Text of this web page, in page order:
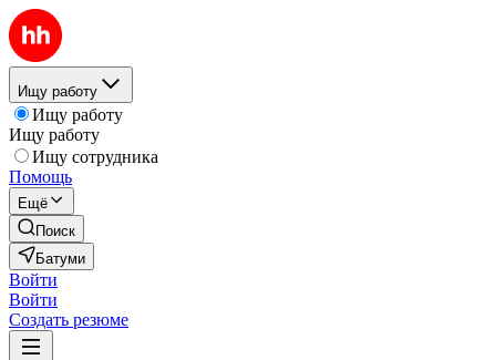
Ищу работу
Ищу работу
Ищу работу
Ищу сотрудника
Помощь
Ещё
Поиск
Батуми
Войти
Войти
Создать резюме